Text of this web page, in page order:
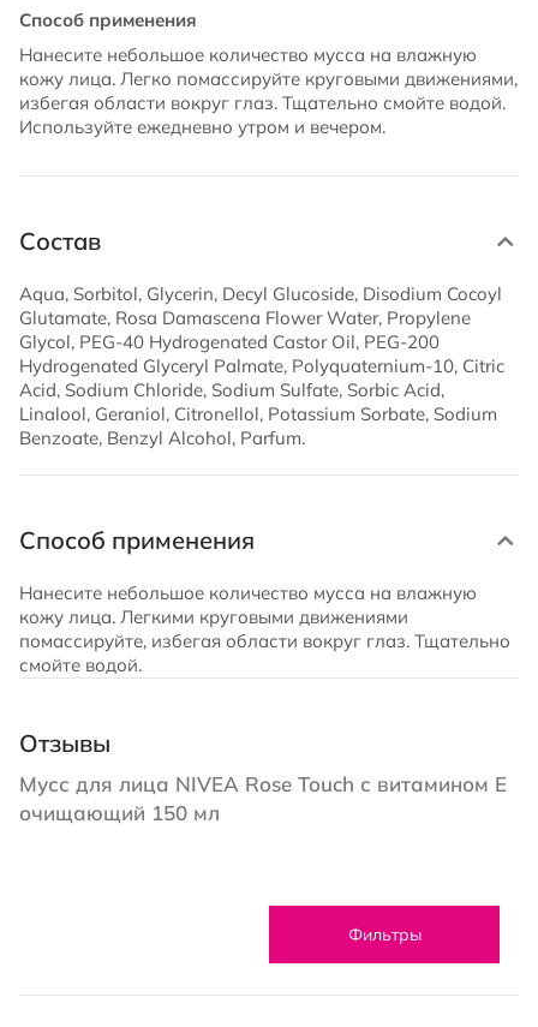
Способ применения
Нанесите небольшое количество мусса на влажную
кожу лица. Легко помассируйте круговыми движениями,
избегая области вокруг глаз. Тщательно смойте водой.
Используйте ежедневно утром и вечером.
Состав
Aqua, Sorbitol, Glycerin, Decyl Glucoside, Disodium Cocoyl
Glutamate, Rosa Damascena Flower Water, Propylene
Glycol, PEG-40 Hydrogenated Castor Oil, PEG-200
Hydrogenated Glyceryl Palmate, Polyquaternium-10, Citric
Acid, Sodium Chloride, Sodium Sulfate, Sorbic Acid,
Linalool, Geraniol, Citronellol, Potassium Sorbate, Sodium
Benzoate, Benzyl Alcohol, Parfum.
Способ применения
Нанесите небольшое количество мусса на влажную
кожу лица. Легкими круговыми движениями
помассируйте, избегая области вокруг глаз. Тщательно
смойте водой.
Отзывы
Мусс для лица NIVEA Rose Touch с витамином E
очищающий 150 мл
Фильтры